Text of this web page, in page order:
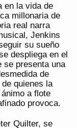
en la vida de
millonaria de
real narra
Jenkins
su sueño
despliega en el
se presenta una
de
quienes la
a flote
provoca.
Quilter, se